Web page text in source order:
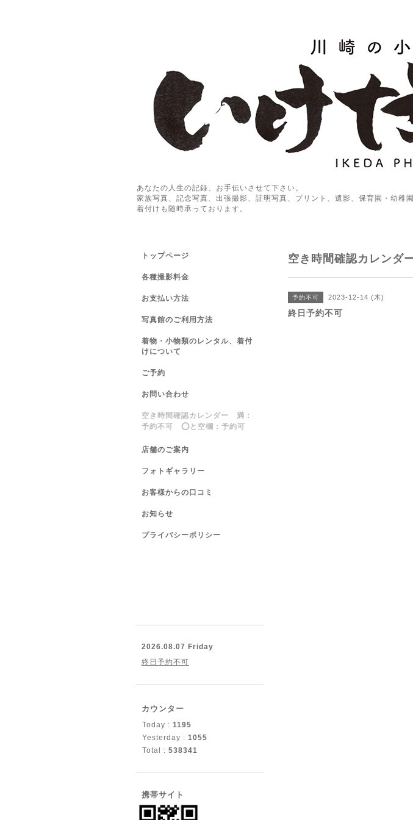
あなたの人生の記録、お手伝いさせて下さい。
家族写真、記念写真、出張撮影、証明写真、プリント、遺影、保育園・幼稚
着付けも随時承っております。
空き時間確認カレン
予約不可 2023-12-14 (木)
終日予約不可
トップページ
各種撮影料金
お支払い方法
写真館のご利用方法
着物・小物類のレンタル、着付
けについて
ご予約
お問い合わせ
空き時間確認カレンダー 満：
予約不可 ⭕️と空欄：予約可
店舗のご案内
フォトギャラリー
お客様からの口コミ
お知らせ
プライバシーポリシー
2026.08.07 Friday
終日予約不可
カウンター
Today : 1195
Yesterday : 1055
Total : 538341
携帯サイト